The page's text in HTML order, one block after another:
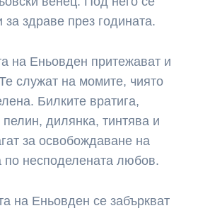
за здраве през годината.
на Еньовден притежават и
служат на момите, чиято
Билките вратига,
дилянка, тинтява и
за освобождаване на
по несподелената любов.
на Еньовден се забъркват